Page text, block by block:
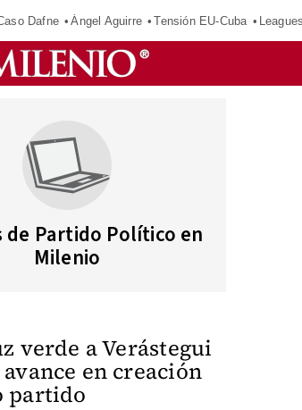
Dafne Ángel Aguirre Tensión EU-Cuba
de Partido Político en
Milenio
verde a Verástegui
en creación
partido